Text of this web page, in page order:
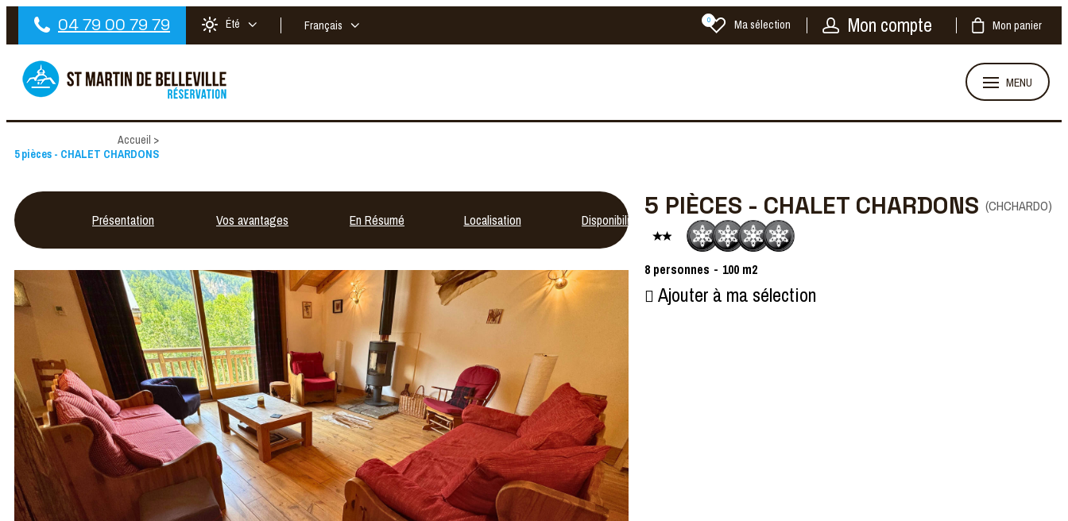
04 79 00 79 79 Été Français Ma sélection
0 Mon compte Mon panier
MENU
Accueil >
5 pièces - CHALET CHARDONS
Présentation Vos avantages En Résumé Localisation Disponibilités 5 PIÈCES - CHALET CHARDONS (CHCHARDO)
8 personnes 100 m2
Ajouter à ma sélection